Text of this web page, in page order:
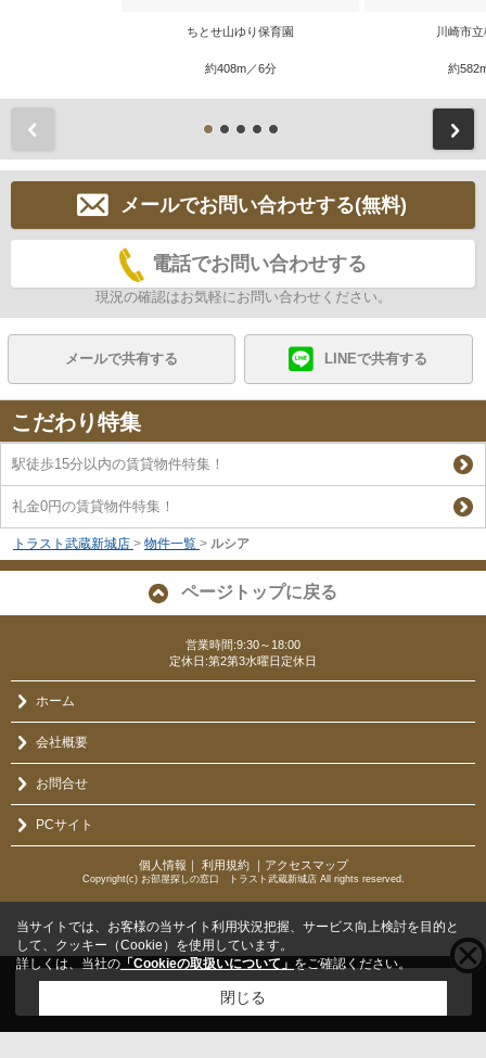
ちとせ山ゆり保育園
約408m／6分
川崎市
約
メールでお問い合わせする(無料)
電話でお問い合わせする
現況の確認はお気軽にお問い合わせください。
メールで共有する LINEで共有する
こだわり特集
駅徒歩15分以内の賃貸物件特集！
礼金0円の賃貸物件特集！
トラスト武蔵新城店 > 物件一覧 > ルシア
ページトップに戻る
営業時間:9:30～18:00
定休日:第2第3水曜日定休日
ホーム
会社概要
お問合せ
PCサイト
個人情報 利用規約｜ アクセスマップ
Copyright(c) お部屋探しの窓口 トラスト武蔵新城店 All rights reserved.
こちらの物件をご覧の方にお勧めな物件
当サイトでは、お客様の当サイト利用状況把握、サービス向上検討を目的と
して、クッキー（Cookie）を使用しています。
詳しくは、当社の 「Cookieの取扱いについて」 をご確認ください。
閉じる